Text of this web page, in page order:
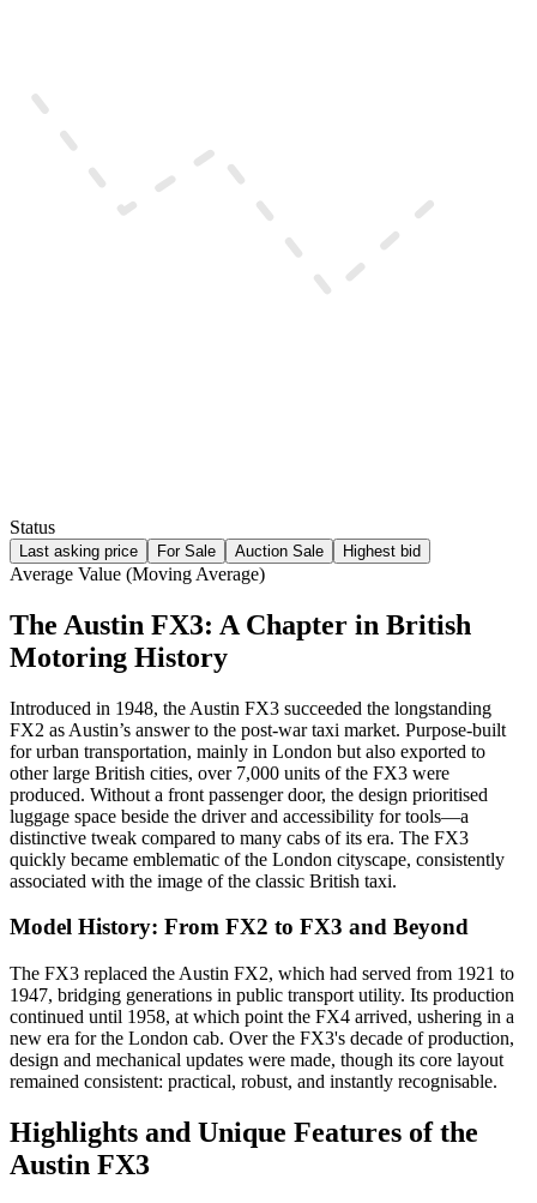
Status
Last asking price For Sale Auction Sale Highest bid
Average Value (Moving Average)
The Austin FX3: A Chapter in British
Motoring History
Introduced in 1948, the Austin FX3 succeeded the longstanding
FX2 as Austin’s answer to the post-war taxi market. Purpose-built
for urban transportation, mainly in London but also exported to
other large British cities, over 7,000 units of the FX3 were
produced. Without a front passenger door, the design prioritised
luggage space beside the driver and accessibility for tools—a
distinctive tweak compared to many cabs of its era. The FX3
quickly became emblematic of the London cityscape, consistently
associated with the image of the classic British taxi.
Model History: From FX2 to FX3 and Beyond
The FX3 replaced the Austin FX2, which had served from 1921 to
1947, bridging generations in public transport utility. Its production
continued until 1958, at which point the FX4 arrived, ushering in a
new era for the London cab. Over the FX3's decade of production,
design and mechanical updates were made, though its core layout
remained consistent: practical, robust, and instantly recognisable.
Highlights and Unique Features of the
Austin FX3